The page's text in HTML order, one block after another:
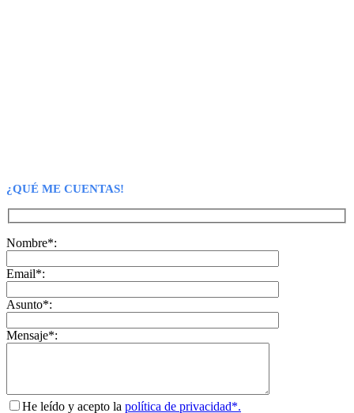
¿QUÉ ME CUENTAS!
Nombre*:
Email*:
Asunto*:
Mensaje*:
He leído y acepto la política de privacidad*.